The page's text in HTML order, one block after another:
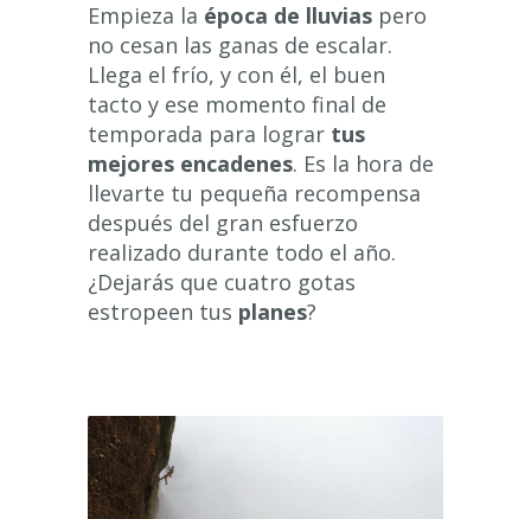
Empieza la época de lluvias pero
no cesan las ganas de escalar.
Llega el frío, y con él, el buen
tacto y ese momento final de
temporada para lograr tus
mejores encadenes. Es la hora de
llevarte tu pequeña recompensa
después del gran esfuerzo
realizado durante todo el año.
¿Dejarás que cuatro gotas
estropeen tus planes?